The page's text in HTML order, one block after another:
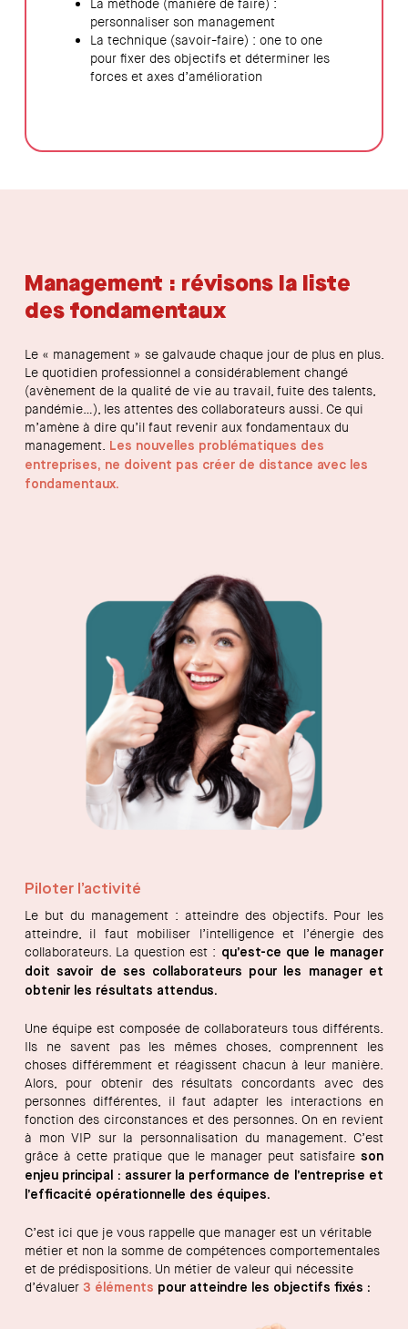
La méthode (manière de faire) :
personnaliser son management
La technique (savoir-faire) : one to one
pour fixer des objectifs et déterminer les
forces et axes d’amélioration
Management : révisons la liste
des fondamentaux
Le « management » se galvaude chaque jour de plus en plus.
Le quotidien professionnel a considérablement changé
(avènement de la qualité de vie au travail, fuite des talents,
pandémie…), les attentes des collaborateurs aussi. Ce qui
m’amène à dire qu’il faut revenir aux fondamentaux du
management. Les nouvelles problématiques des
entreprises, ne doivent pas créer de distance avec les
fondamentaux.
Piloter l’activité
Le but du management : atteindre des objectifs. Pour les
atteindre, il faut mobiliser l’intelligence et l’énergie des
collaborateurs. La question est : qu’est-ce que le manager
doit savoir de ses collaborateurs pour les manager et
obtenir les résultats attendus.
Une équipe est composée de collaborateurs tous différents.
Ils ne savent pas les mêmes choses, comprennent les
choses différemment et réagissent chacun à leur manière.
Alors, pour obtenir des résultats concordants avec des
personnes différentes, il faut adapter les interactions en
fonction des circonstances et des personnes. On en revient
à mon VIP sur la personnalisation du management. C’est
grâce à cette pratique que le manager peut satisfaire son
enjeu principal : assurer la performance de l’entreprise et
l’efficacité opérationnelle des équipes.
C’est ici que je vous rappelle que manager est un véritable
métier et non la somme de compétences comportementales
et de prédispositions. Un métier de valeur qui nécessite
d’évaluer 3 éléments pour atteindre les objectifs fixés :